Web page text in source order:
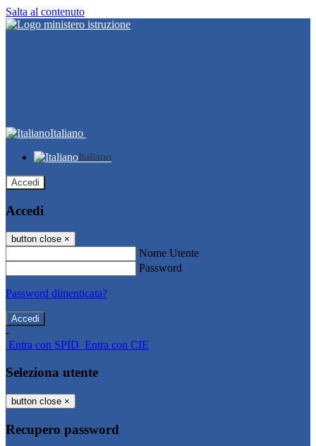
Salta al contenuto
Italiano
Italiano
Accedi
Accedi
button close ×
Nome Utente
Password
Password dimenticata?
-
Entra con SPID Entra con CIE
Seleziona utente
button close ×
Recupero password